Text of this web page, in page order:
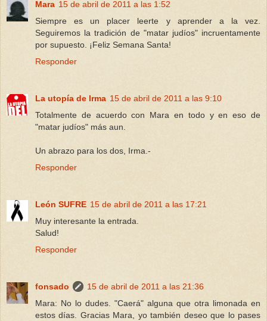
Mara 15 de abril de 2011 a las 1:52
Siempre es un placer leerte y aprender a la vez.
Seguiremos la tradición de "matar judíos" incruentamente
por supuesto. ¡Feliz Semana Santa!
Responder
La utopía de Irma 15 de abril de 2011 a las 9:10
Totalmente de acuerdo con Mara en todo y en eso de
"matar judíos" más aun.
Un abrazo para los dos, Irma.-
Responder
León SUFRE 15 de abril de 2011 a las 17:21
Muy interesante la entrada.
Salud!
Responder
fonsado
15 de abril de 2011 a las 21:36
Mara: No lo dudes. "Caerá" alguna que otra limonada en
estos días. Gracias Mara, yo también deseo que lo pases